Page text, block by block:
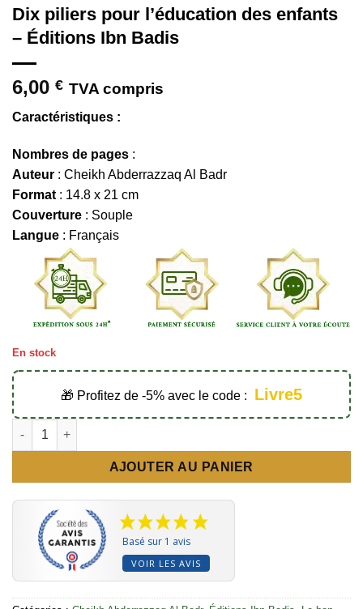
Dix piliers pour l’éducation des enfants
– Éditions Ibn Badis
6,00 € TVA compris
Caractéristiques :
Nombres de pages :
Auteur : Cheikh Abderrazzaq Al Badr
Format : 14.8 x 21 cm
Couverture : Souple
Langue : Français
En stock
🎁 Profitez de -5% avec le code : Livre5
quantité de Dix piliers pour l'éducation des enfants - Éditions
AJOUTER AU PANIER
Basé sur 1 avis
VOIR LES AVIS